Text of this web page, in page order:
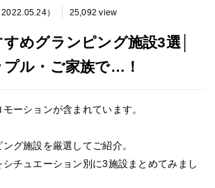
） 25,092 view
すめグランピング施設3選│
ル・ご家族で…！
ーションが含まれています。
グ施設を厳選してご紹介。
チュエーション別に3施設まとめてみまし